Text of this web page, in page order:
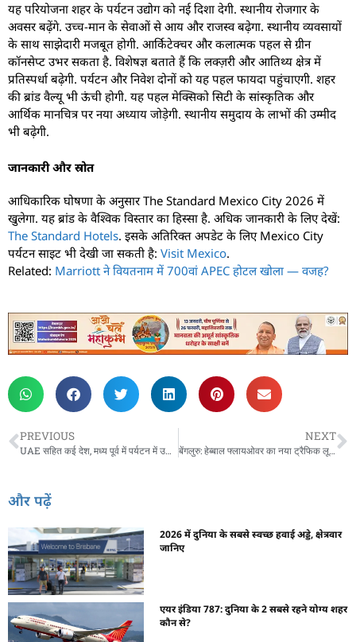
यह परियोजना शहर के पर्यटन उद्योग को नई दिशा देगी. स्थानीय रोजगार के
अवसर बढ़ेंगे. उच्च-मान के सेवाओं से आय और राजस्व बढ़ेगा. स्थानीय व्यवसायों
के साथ साझेदारी मजबूत होगी. आर्किटेक्चर और कलात्मक पहल से ग्रीन
कॉनसेप्ट उभर सकता है. विशेषज्ञ बताते हैं कि लक्ज़री और आतिथ्य क्षेत्र में
प्रतिस्पर्धा बढ़ेगी. पर्यटन और निवेश दोनों को यह पहल फायदा पहुंचाएगी. शहर
की ब्रांड वैल्यू भी ऊंची होगी. यह पहल मेक्सिको सिटी के सांस्कृतिक और
आर्थिक मानचित्र पर नया अध्याय जोड़ेगी. स्थानीय समुदाय के लाभों की उम्मीद
भी बढ़ेगी.
जानकारी और स्रोत
आधिकारिक घोषणा के अनुसार The Standard Mexico City 2026 में
खुलेगा. यह ब्रांड के वैश्विक विस्तार का हिस्सा है. अधिक जानकारी के लिए देखें:
The Standard Hotels. इसके अतिरिक्त अपडेट के लिए Mexico City
पर्यटन साइट भी देखी जा सकती है: Visit Mexico.
Related: Marriott ने वियतनाम में 700वां APEC होटल खोला — वजह?
PREVIOUS
UAE सहित कई देश, मध्य पूर्व में पर्यटन में उछाल?
NEXT
बेंगलुरु: हेब्बाल फ्लायओवर का नया ट्रैफिक लूप—यात्रा 30 से 2 मिनट
और पढ़ें
2026 में दुनिया के सबसे स्वच्छ हवाई अड्डे, क्षेत्रवार
जानिए
एयर इंडिया 787: दुनिया के 2 सबसे रहने योग्य शहर
कौन से?